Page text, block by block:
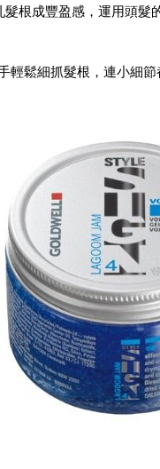
根成豐盈感，運用頭
輕鬆細抓髮根，連小細